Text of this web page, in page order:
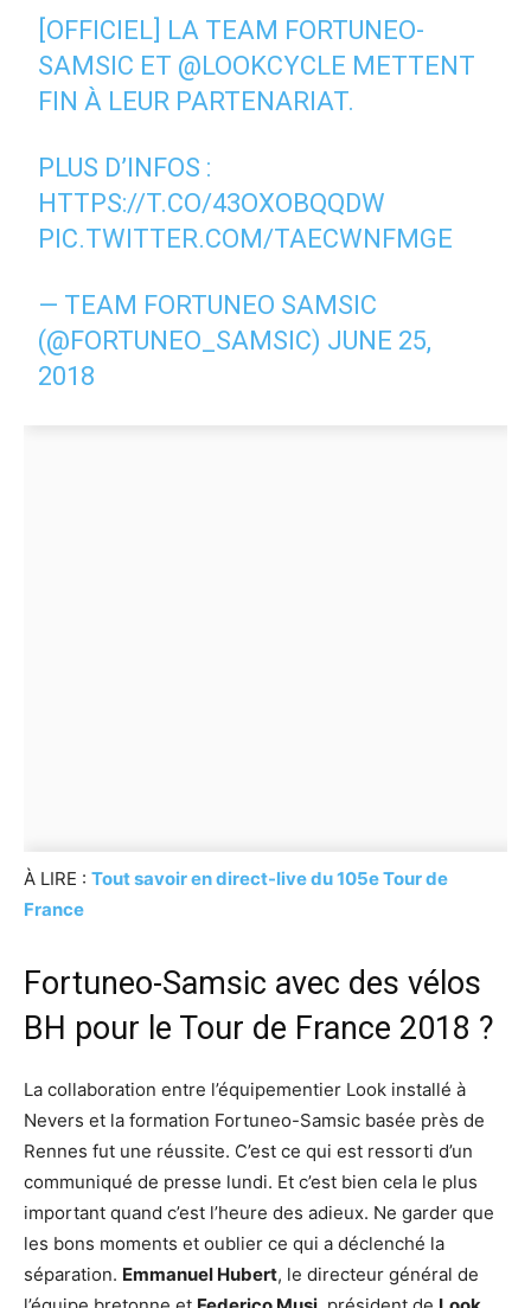
[OFFICIEL] LA TEAM FORTUNEO-
SAMSIC ET @LOOKCYCLE METTENT
FIN À LEUR PARTENARIAT.
PLUS D’INFOS :
HTTPS://T.CO/43OXOBQQDW
PIC.TWITTER.COM/TAECWNFMGE
— TEAM FORTUNEO SAMSIC
(@FORTUNEO_SAMSIC) JUNE 25,
2018
À LIRE : Tout savoir en direct-live du 105e Tour de
France
Fortuneo-Samsic avec des vélos
BH pour le Tour de France 2018 ?
La collaboration entre l’équipementier Look installé à
Nevers et la formation Fortuneo-Samsic basée près de
Rennes fut une réussite. C’est ce qui est ressorti d’un
communiqué de presse lundi. Et c’est bien cela le plus
important quand c’est l’heure des adieux. Ne garder que
les bons moments et oublier ce qui a déclenché la
séparation. Emmanuel Hubert, le directeur général de